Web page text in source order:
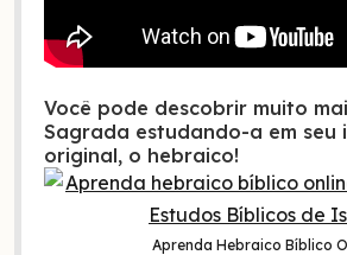
Você pode descobrir muito
Sagrada estudando-a em seu
original, o hebraico!
Aprenda Hebraico Bíblico